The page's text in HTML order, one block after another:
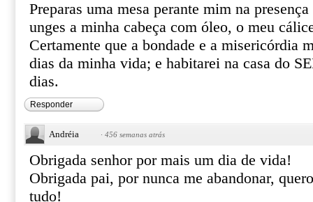
Preparas uma mesa perante mim na
unges a minha cabeça com óleo, o meu
Certamente que a bondade e a misericórdia
dias da minha vida; e habitarei na casa do
dias.
Responder
Andréia · 456 semanas atrás
Obrigada senhor por mais um dia de vida!
Obrigada pai, por nunca me abandonar,
tudo!